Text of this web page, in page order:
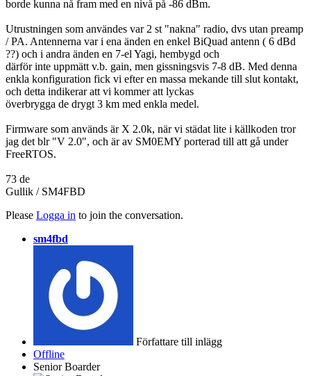
borde kunna nå fram med en nivå på -86 dBm.
Utrustningen som användes var 2 st "nakna" radio, dvs utan preamp
/ PA. Antennerna var i ena änden en enkel BiQuad antenn ( 6 dBd
??) och i andra änden en 7-el Yagi, hembygd och
därför inte uppmätt v.b. gain, men gissningsvis 7-8 dB. Med denna
enkla konfiguration fick vi efter en massa mekande till slut kontakt,
och detta indikerar att vi kommer att lyckas
överbrygga de drygt 3 km med enkla medel.
Firmware som används är X 2.0k, när vi städat lite i källkoden tror
jag det blr "V 2.0", och är av SM0EMY porterad till att gå under
FreeRTOS.
73 de
Gullik / SM4FBD
Please Logga in to join the conversation.
sm4fbd
Författare till inlägg
Offline
Senior Boarder